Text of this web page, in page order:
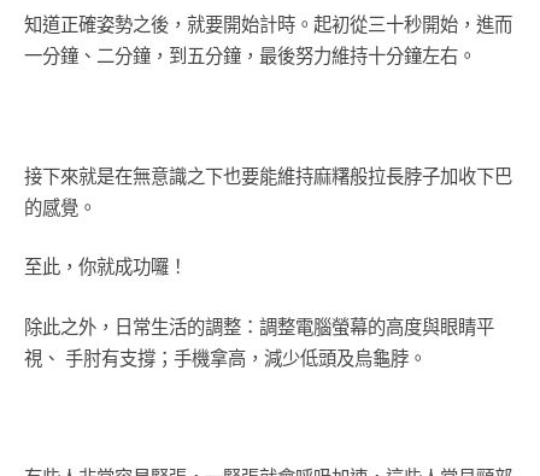
知道正確姿勢之後，就要開始計時。起初從三十秒開始，進而
一分鐘、二分鐘，到五分鐘，最後努力維持十分鐘左右。
接下來就是在無意識之下也要能維持麻糬般拉長脖子加收下巴
的感覺。
至此，你就成功囉！
除此之外，日常生活的調整：調整電腦螢幕的高度與眼睛平
視、 手肘有支撐；手機拿高，減少低頭及烏龜脖。